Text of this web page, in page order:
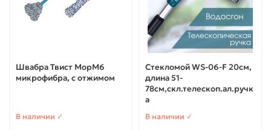
Швабра Твист МорМ6
микрофибра, с отжимом
В наличии ✓
Стекломой WS-06-F 20см,
длина 51-
78см,скл.телескоп.ал.ручк
а
В наличии ✓